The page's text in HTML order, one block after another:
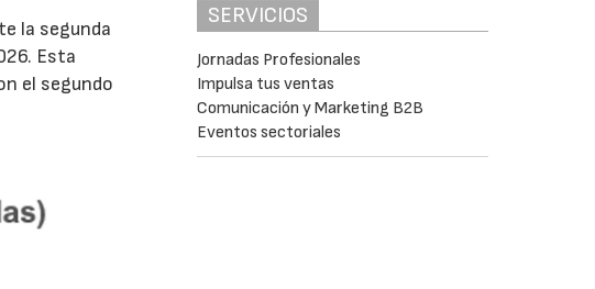
la segunda
Esta
el segundo
SERVICIOS
Jornadas Profesionales
Impulsa tus ventas
Comunicación y Marketing B2B
Eventos sectoriales